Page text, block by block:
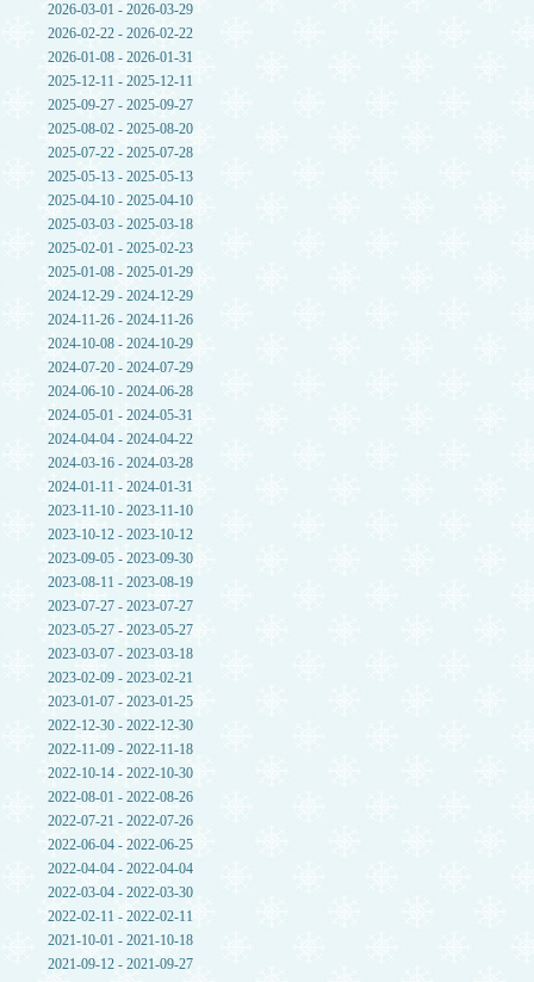
2026-03-01 - 2026-03-29
2026-02-22 - 2026-02-22
2026-01-08 - 2026-01-31
2025-12-11 - 2025-12-11
2025-09-27 - 2025-09-27
2025-08-02 - 2025-08-20
2025-07-22 - 2025-07-28
2025-05-13 - 2025-05-13
2025-04-10 - 2025-04-10
2025-03-03 - 2025-03-18
2025-02-01 - 2025-02-23
2025-01-08 - 2025-01-29
2024-12-29 - 2024-12-29
2024-11-26 - 2024-11-26
2024-10-08 - 2024-10-29
2024-07-20 - 2024-07-29
2024-06-10 - 2024-06-28
2024-05-01 - 2024-05-31
2024-04-04 - 2024-04-22
2024-03-16 - 2024-03-28
2024-01-11 - 2024-01-31
2023-11-10 - 2023-11-10
2023-10-12 - 2023-10-12
2023-09-05 - 2023-09-30
2023-08-11 - 2023-08-19
2023-07-27 - 2023-07-27
2023-05-27 - 2023-05-27
2023-03-07 - 2023-03-18
2023-02-09 - 2023-02-21
2023-01-07 - 2023-01-25
2022-12-30 - 2022-12-30
2022-11-09 - 2022-11-18
2022-10-14 - 2022-10-30
2022-08-01 - 2022-08-26
2022-07-21 - 2022-07-26
2022-06-04 - 2022-06-25
2022-04-04 - 2022-04-04
2022-03-04 - 2022-03-30
2022-02-11 - 2022-02-11
2021-10-01 - 2021-10-18
2021-09-12 - 2021-09-27